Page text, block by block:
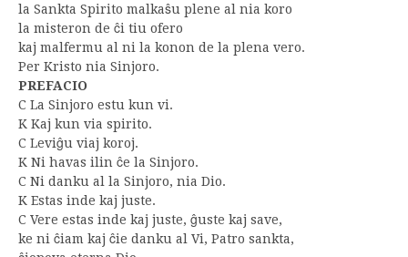
la Sankta Spirito malkaŝu plene al nia koro
la misteron de ĉi tiu ofero
kaj malfermu al ni la konon de la plena vero.
Per Kristo nia Sinjoro.
PREFACIO
C La Sinjoro estu kun vi.
K Kaj kun via spirito.
C Leviĝu viaj koroj.
K Ni havas ilin ĉe la Sinjoro.
C Ni danku al la Sinjoro, nia Dio.
K Estas inde kaj juste.
C Vere estas inde kaj juste, ĝuste kaj save,
ke ni ĉiam kaj ĉie danku al Vi, Patro sankta,